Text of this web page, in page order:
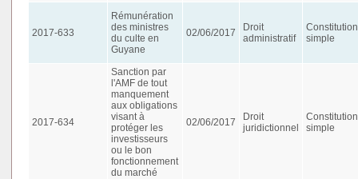
2017-633
Rémunération
des ministres
du culte en
Guyane
02/06/2017
Droit
administratif
simple
2017-634
Sanction par
l'AMF de tout
manquement
aux obligations
visant à
protéger les
investisseurs
ou le bon
fonctionnement
du marché
02/06/2017
Droit
juridictionnel
simple